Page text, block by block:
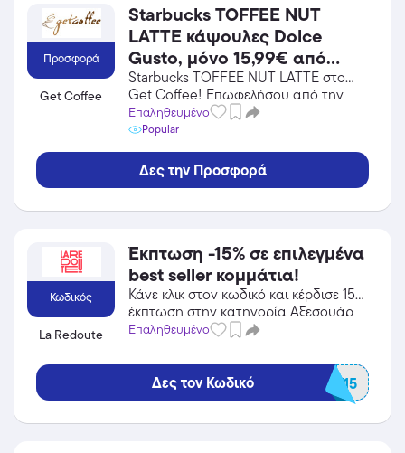
Προσφορά
Get Coffee
Starbucks TOFFEE NUT
LATTE κάψουλες Dolce
Gusto, μόνο 15,99€ από
23,97€! Ισχύει μέχρι
εξαντλήσεως των
αποθεμάτων.
Starbucks TOFFEE NUT LATTE στο
Get Coffee! Επωφελήσου από την
προσφορά σε Φαγητό / Ποτό του Get
Coffee και κέρδισε από τις εκπτώσεις!
Επαληθευμένο
Popular
Δες την Προσφορά
Κωδικός
La Redoute
Έκπτωση -15% σε επιλεγμένα
best seller κομμάτια!
Κάνε κλικ στον κωδικό και κέρδισε 15%
έκπτωση στην κατηγορία Αξεσουάρ
από το La Redoute!
Επαληθευμένο
Δες τον Κωδικό BEST15